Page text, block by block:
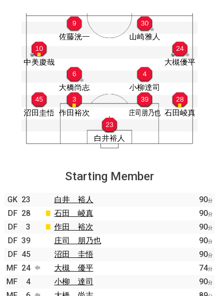
Starting Member
GK 23 白井 裕人 90分
DF 28 石田 崚真 90分
DF 3 作田 裕次 90分
DF 39 庄司 朋乃也 90分
DF 45 沼田 圭悟 90分
MF 24 大槻 優平 74分
MF 4 小柳 達司 90分